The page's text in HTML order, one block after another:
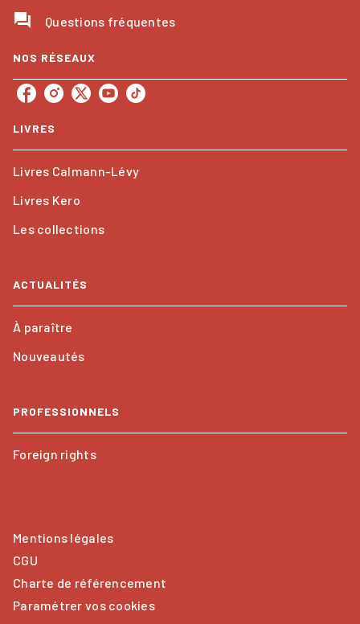
question_answer Questions fréquentes
NOS RÉSEAUX
LIVRES
Livres Calmann-Lévy
Livres Kero
Les collections
ACTUALITÉS
À paraître
Nouveautés
PROFESSIONNELS
Foreign rights
Mentions légales
CGU
Charte de référencement
Paramétrer vos cookies